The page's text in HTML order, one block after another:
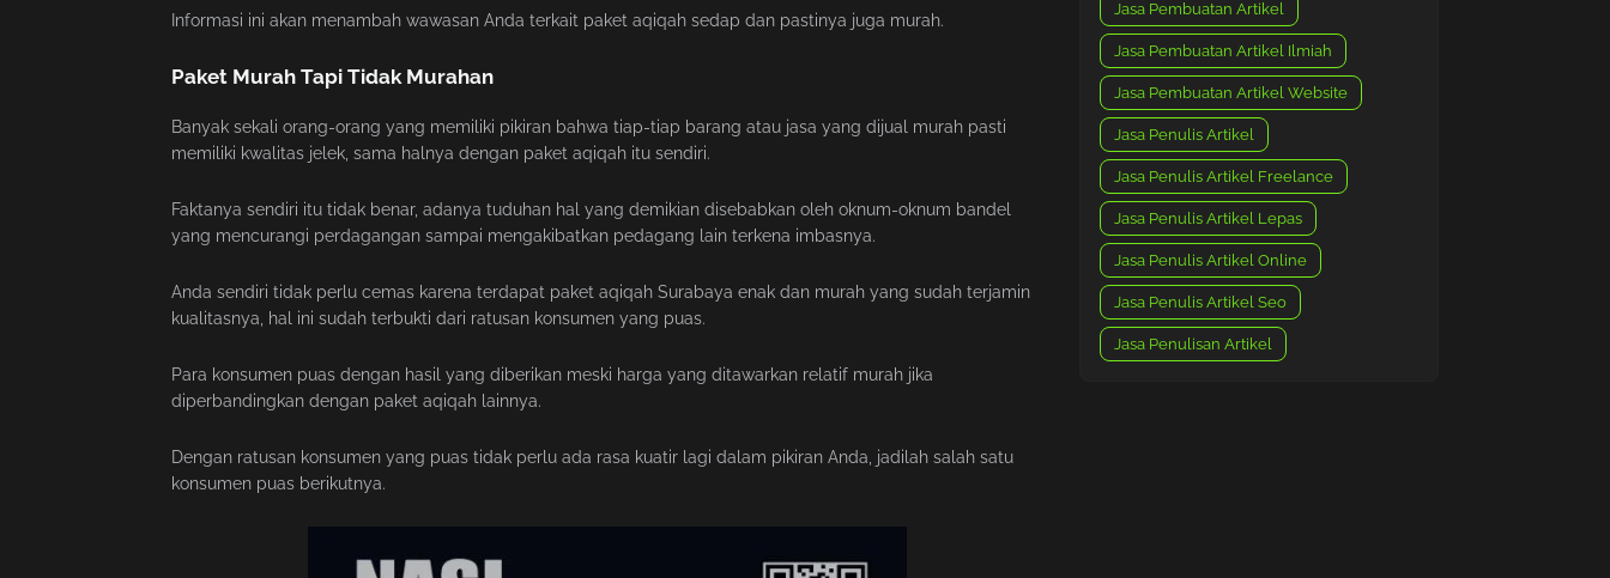
Informasi ini akan menambah wawasan Anda terkait paket aqiqah sedap dan pastinya juga murah.
Paket Murah Tapi Tidak Murahan
Banyak sekali orang-orang yang memiliki pikiran bahwa tiap-tiap barang atau jasa yang dijual murah pasti
memiliki kwalitas jelek, sama halnya dengan paket aqiqah itu sendiri.
Faktanya sendiri itu tidak benar, adanya tuduhan hal yang demikian disebabkan oleh oknum-oknum bandel
yang mencurangi perdagangan sampai mengakibatkan pedagang lain terkena imbasnya.
Anda sendiri tidak perlu cemas karena terdapat paket aqiqah Surabaya enak dan murah yang sudah terjamin
kualitasnya, hal ini sudah terbukti dari ratusan konsumen yang puas.
Para konsumen puas dengan hasil yang diberikan meski harga yang ditawarkan relatif murah jika
diperbandingkan dengan paket aqiqah lainnya.
Dengan ratusan konsumen yang puas tidak perlu ada rasa kuatir lagi dalam pikiran Anda, jadilah salah satu
konsumen puas berikutnya.
Jasa Pembuatan Artikel
Jasa Pembuatan Artikel Ilmiah
Jasa Pembuatan Artikel Website
Jasa Penulis Artikel
Jasa Penulis Artikel Freelance
Jasa Penulis Artikel Lepas
Jasa Penulis Artikel Online
Jasa Penulis Artikel Seo
Jasa Penulisan Artikel